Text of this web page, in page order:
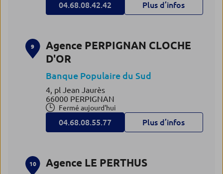
04.68.08.42.42 Plus d’infos
9
Agence PERPIGNAN CLOCHE
D'OR
Banque Populaire du Sud
4, pl Jean Jaurès
66000 PERPIGNAN
Fermé aujourd'hui
04.68.08.55.77 Plus d’infos
10 Agence LE PERTHUS